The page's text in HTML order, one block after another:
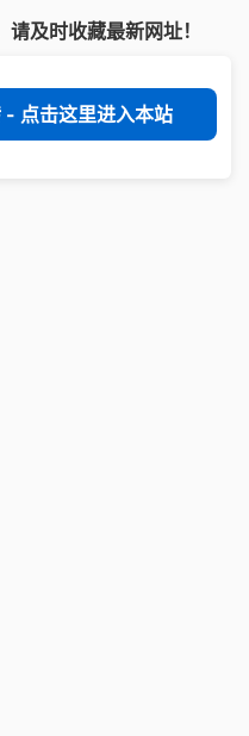
及时收藏最新网址！
点击这里进入本站